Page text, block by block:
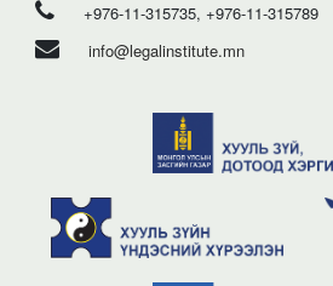
+976-11-315735, +976-11-315789
info@legalinstitute.mn